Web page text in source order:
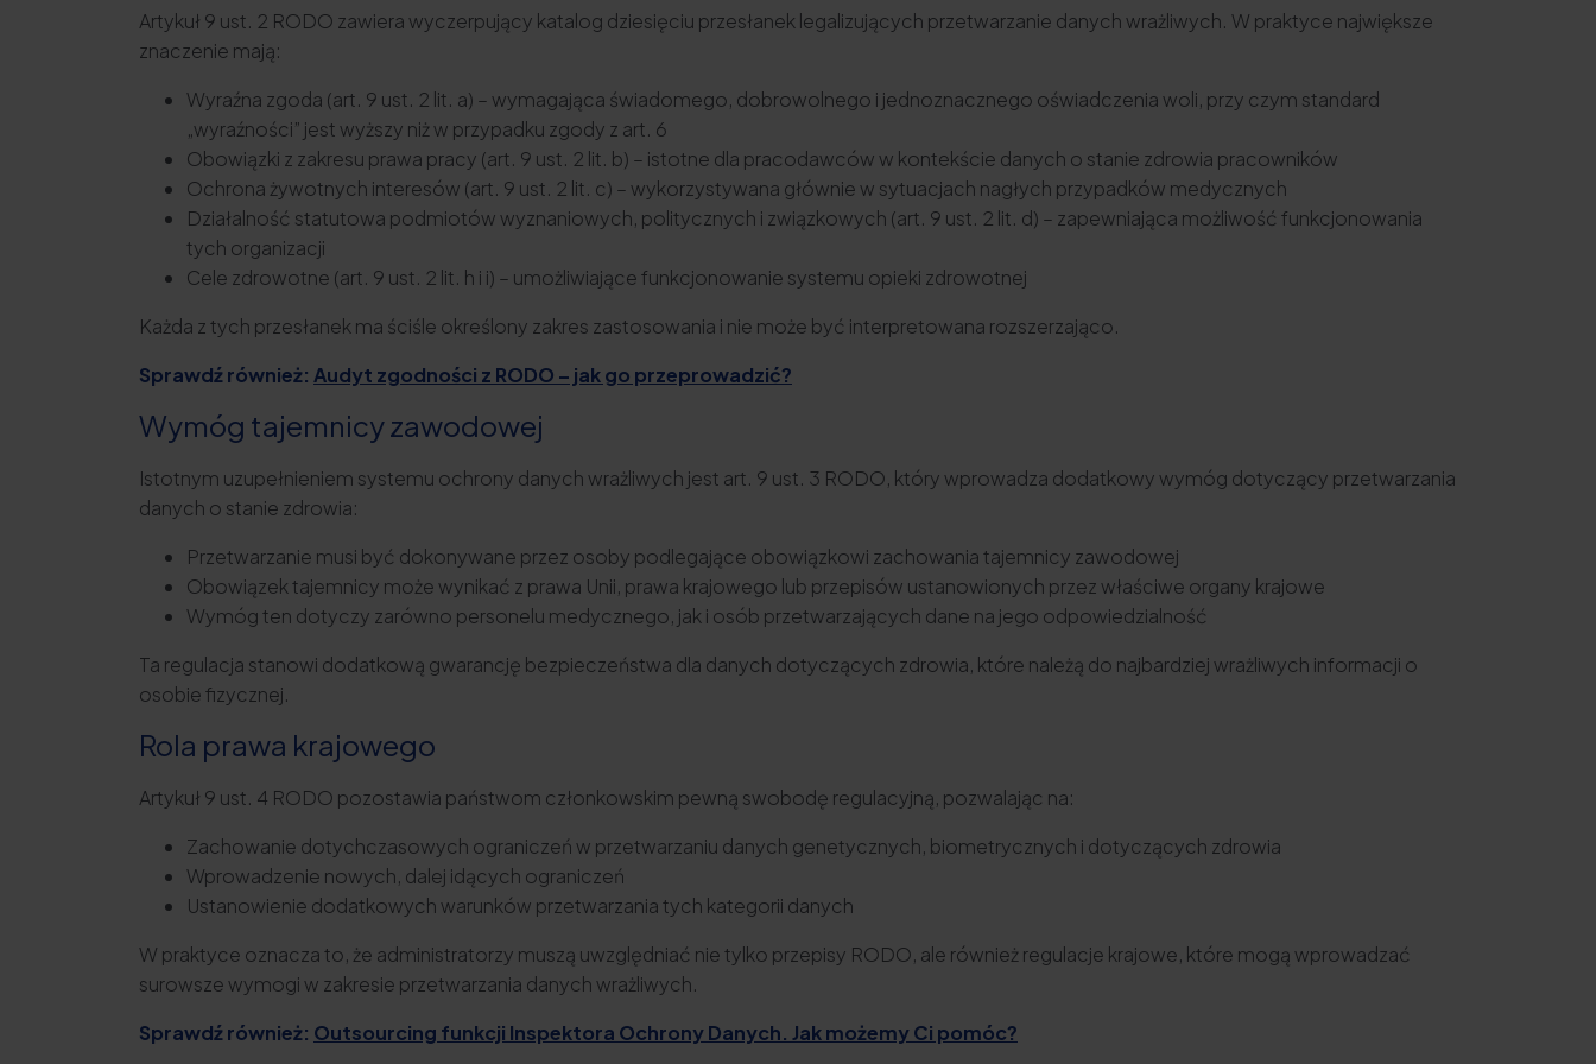
Artykuł 9 ust. 2 RODO zawiera wyczerpujący katalog dziesięciu przesłanek legalizujących przetwarzanie danych wrażliwych. W praktyce największe
znaczenie mają:
Wyraźna zgoda (art. 9 ust. 2 lit. a) – wymagająca świadomego, dobrowolnego i jednoznacznego oświadczenia woli, przy czym standard
„wyraźności” jest wyższy niż w przypadku zgody z art. 6
Obowiązki z zakresu prawa pracy (art. 9 ust. 2 lit. b) – istotne dla pracodawców w kontekście danych o stanie zdrowia pracowników
Ochrona żywotnych interesów (art. 9 ust. 2 lit. c) – wykorzystywana głównie w sytuacjach nagłych przypadków medycznych
Działalność statutowa podmiotów wyznaniowych, politycznych i związkowych (art. 9 ust. 2 lit. d) – zapewniająca możliwość funkcjonowania
tych organizacji
Cele zdrowotne (art. 9 ust. 2 lit. h i i) – umożliwiające funkcjonowanie systemu opieki zdrowotnej
Każda z tych przesłanek ma ściśle określony zakres zastosowania i nie może być interpretowana rozszerzająco.
Sprawdź również: Audyt zgodności z RODO – jak go przeprowadzić?
Wymóg tajemnicy zawodowej
Istotnym uzupełnieniem systemu ochrony danych wrażliwych jest art. 9 ust. 3 RODO, który wprowadza dodatkowy wymóg dotyczący przetwarzania
danych o stanie zdrowia:
Przetwarzanie musi być dokonywane przez osoby podlegające obowiązkowi zachowania tajemnicy zawodowej
Obowiązek tajemnicy może wynikać z prawa Unii, prawa krajowego lub przepisów ustanowionych przez właściwe organy krajowe
Wymóg ten dotyczy zarówno personelu medycznego, jak i osób przetwarzających dane na jego odpowiedzialność
Ta regulacja stanowi dodatkową gwarancję bezpieczeństwa dla danych dotyczących zdrowia, które należą do najbardziej wrażliwych informacji o
osobie fizycznej.
Rola prawa krajowego
Artykuł 9 ust. 4 RODO pozostawia państwom członkowskim pewną swobodę regulacyjną, pozwalając na:
Zachowanie dotychczasowych ograniczeń w przetwarzaniu danych genetycznych, biometrycznych i dotyczących zdrowia
Wprowadzenie nowych, dalej idących ograniczeń
Ustanowienie dodatkowych warunków przetwarzania tych kategorii danych
W praktyce oznacza to, że administratorzy muszą uwzględniać nie tylko przepisy RODO, ale również regulacje krajowe, które mogą wprowadzać
surowsze wymogi w zakresie przetwarzania danych wrażliwych.
Sprawdź również: Outsourcing funkcji Inspektora Ochrony Danych. Jak możemy Ci pomóc?